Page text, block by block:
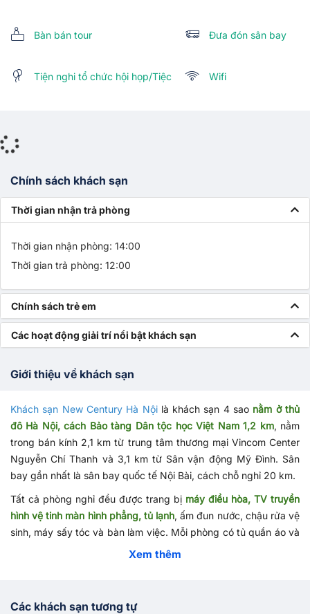
Bàn bán tour Đưa đón sân bay
Tiện nghi tổ chức hội họp/Tiệc Wifi
Chính sách khách sạn
Thời gian nhận trả phòng
Thời gian nhận phòng: 14:00
Thời gian trả phòng: 12:00
Chính sách trẻ em
Các hoạt động giải trí nổi bật khách sạn
Giới thiệu về khách sạn
Khách sạn New Century Hà Nộilà khách sạn 4 sao nằm ở thủ
đô Hà Nội, cách Bảo tàng Dân tộc học Việt Nam 1,2 km, nằm
trong bán kính 2,1 km từ trung tâm thương mại Vincom Center
Nguyễn Chí Thanh và 3,1 km từ Sân vận động Mỹ Đình. Sân
bay gần nhất là sân bay quốc tế Nội Bài, cách chỗ nghỉ 20 km.
Tất cả phòng nghỉ đều được trang bị máy điều hòa, TV truyền
hình vệ tinh màn hình phẳng, tủ lạnh, ấm đun nước, chậu rửa vệ
sinh, máy sấy tóc và bàn làm việc. Mỗi phòng có tủ quần áo và
này cónhà hàng, lễ tân 24 giờ, dịch vụ phòng và WiFi miễn phí
Xem thêm
Các khách sạn tương tự